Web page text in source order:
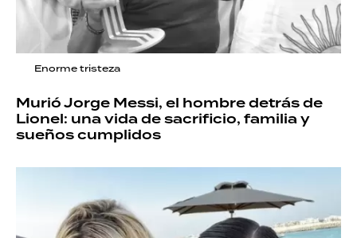
Enorme tristeza
Murió Jorge Messi, el hombre detrás de
Lionel: una vida de sacrificio, familia y
sueños cumplidos